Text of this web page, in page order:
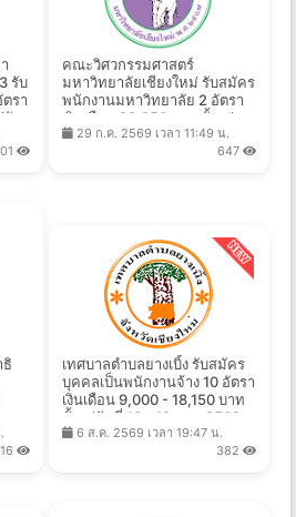
รับ
รา
น
คณะวิศวกรรมศาสตร์
มหาวิทยาลัยเชียงใหม่ รับสมัคร
พนักงานมหาวิทยาลัย 2 อัตรา
เงินเดือน 20,250 บาท ตั้งแต่
บัดนี้ - 14 ส.ค. 2569
29 ก.ค. 2569 เวลา 11:49 น.
647
เทศบาลตำบลยางเบิ้ง รับสมัคร
บุคคลเป็นพนักงานจ้าง 10 อัตรา
เงินเดือน 9,000 - 18,150 บาท
ตั้งแต่วันที่ 10 - 19 ส.ค. 2569
6 ส.ค. 2569 เวลา 19:47 น.
382